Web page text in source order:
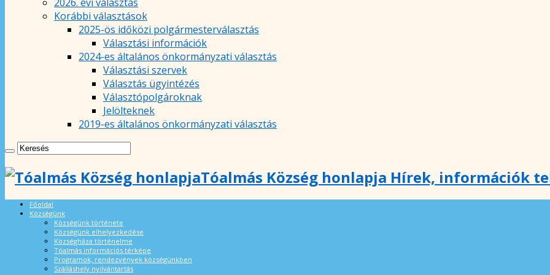
Korábbi választások
2025-ös időközi polgármesterválasztás
Választási információk
2024-es általános önkormányzati választás
Választási szervek
Választás ügyintézés
Választópolgároknak
Jelölteknek
2019-es általános önkormányzati választás
Tóalmás Község honlapja Hírek, információk
Főoldal
Községünk
Községünk története
Községünk elhelyezkedése
Községháza történelme
Tóalmás információs térképe
Programok, rendezvények községünkben
Szálláshely nyilvántartás